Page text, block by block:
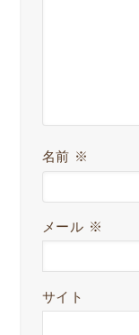
名前 ※
メール ※
サイト